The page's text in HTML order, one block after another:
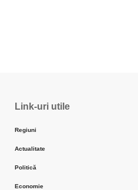
Link-uri utile
Regiuni
Actualitate
Politică
Economie